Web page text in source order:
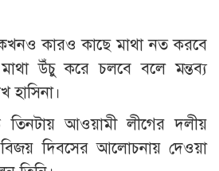
কারও কাছে মাথা নত করবে
মাথা উঁচু করে চলবে বলে মন্তব্য
হাসিনা।
তিনটায় আওয়ামী লীগের দলীয়
দিবসের আলোচনায় দেওয়া